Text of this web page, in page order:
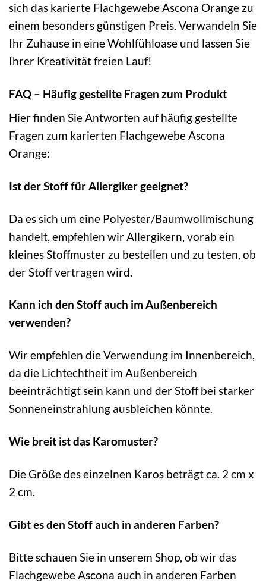
sich das karierte Flachgewebe Ascona Orange zu
einem besonders günstigen Preis. Verwandeln Sie
Ihr Zuhause in eine Wohlfühloase und lassen Sie
Ihrer Kreativität freien Lauf!
FAQ – Häufig gestellte Fragen zum Produkt
Hier finden Sie Antworten auf häufig gestellte
Fragen zum karierten Flachgewebe Ascona
Orange:
Ist der Stoff für Allergiker geeignet?
Da es sich um eine Polyester/Baumwollmischung
handelt, empfehlen wir Allergikern, vorab ein
kleines Stoffmuster zu bestellen und zu testen, ob
der Stoff vertragen wird.
Kann ich den Stoff auch im Außenbereich
verwenden?
Wir empfehlen die Verwendung im Innenbereich,
da die Lichtechtheit im Außenbereich
beeinträchtigt sein kann und der Stoff bei starker
Sonneneinstrahlung ausbleichen könnte.
Wie breit ist das Karomuster?
Die Größe des einzelnen Karos beträgt ca. 2 cm x
2 cm.
Gibt es den Stoff auch in anderen Farben?
Bitte schauen Sie in unserem Shop, ob wir das
Flachgewebe Ascona auch in anderen Farben